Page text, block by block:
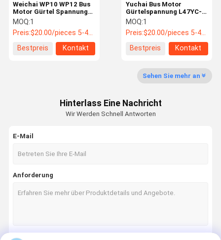
Qualitätskon Nachrichten Alle Fälle Referenzen
Jinlong Busteile
Yuchai Bus Motor
Gürtelspannung L47YC-
1002450 Torsionsfeder
Vorladung Aluminium Bus
Ersatzteile
MOQ:1
Preis:$20.00/pieces 5-49 pieces
Bestpreis
Kontakt
Weichai WP10 WP12 Bus
Motor Gürtel Spannung
612600061998 20-
3000Hz synthetische Fett
Bus Ersatzteile
MOQ:1
Preis:$20.00/pieces 5-49 pieces
Bestpreis
Kontakt
Sehen Sie mehr an
Hinterlass Eine Nachricht
Wir Werden Schnell Antworten
E-Mail
Anforderung